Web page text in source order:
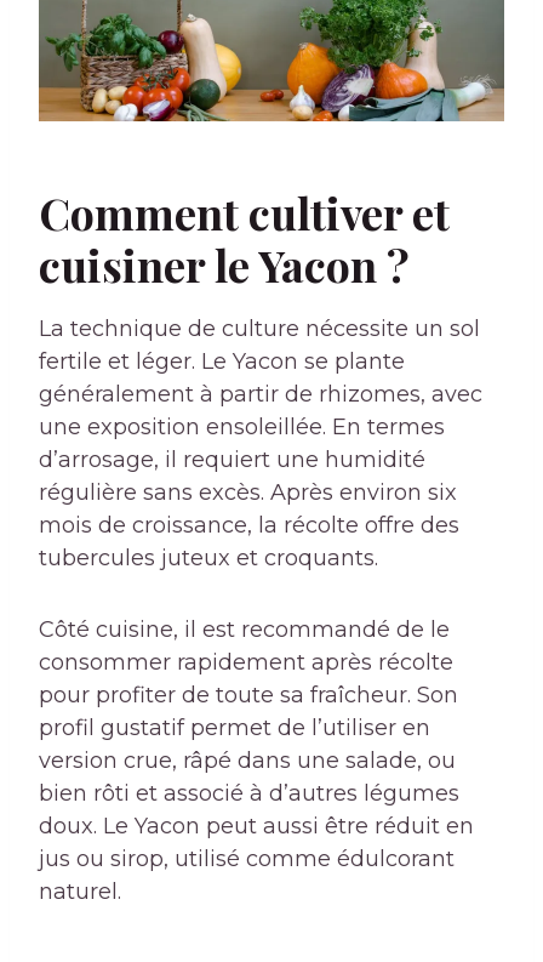
Comment cultiver et
cuisiner le Yacon ?
La technique de culture nécessite un sol
fertile et léger. Le Yacon se plante
généralement à partir de rhizomes, avec
une exposition ensoleillée. En termes
d’arrosage, il requiert une humidité
régulière sans excès. Après environ six
mois de croissance, la récolte offre des
tubercules juteux et croquants.
Côté cuisine, il est recommandé de le
consommer rapidement après récolte
pour profiter de toute sa fraîcheur. Son
profil gustatif permet de l’utiliser en
version crue, râpé dans une salade, ou
bien rôti et associé à d’autres légumes
doux. Le Yacon peut aussi être réduit en
jus ou sirop, utilisé comme édulcorant
naturel.